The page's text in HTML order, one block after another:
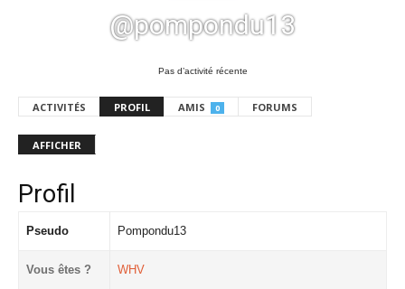
@pompondu13
Pas d’activité récente
ACTIVITÉS PROFIL AMIS 0 FORUMS
AFFICHER
Profil
Pseudo Pompondu13
Vous êtes ? WHV